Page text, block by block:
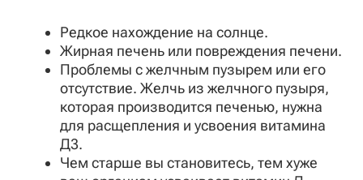
Редкое нахождение на солнце.
Жирная печень или повреждения печени.
Проблемы с желчным пузырем или его
отсутствие. Желчь из желчного пузыря,
которая производится печенью, нужна
для расщепления и усвоения витамина
Д3.
Чем старше вы становитесь, тем хуже